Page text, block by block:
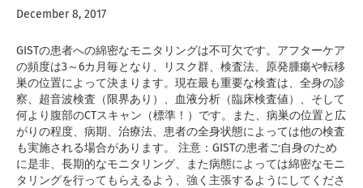
December 8, 2017
GISTの患者への綿密なモニタリングは不可欠です。アフターケア
の頻度は3～6カ月毎となり、リスク群、検査法、原発腫瘍や転移
巣の位置によって決まります。現在最も重要な検査は、全身の診
察、超音波検査（限界あり）、血液分析（臨床検査値）、そして
何より腹部のCTスキャン（標準！）です。また、病巣の位置と広
がりの程度、病期、治療法、患者の全身状態によっては他の検査
も実施される場合があります。 注意：GISTの患者ご自身のため
に是非、長期的なモニタリング、また病態によっては綿密なモニ
タリングを行ってもらえるよう、強く主張するようにしてくださ